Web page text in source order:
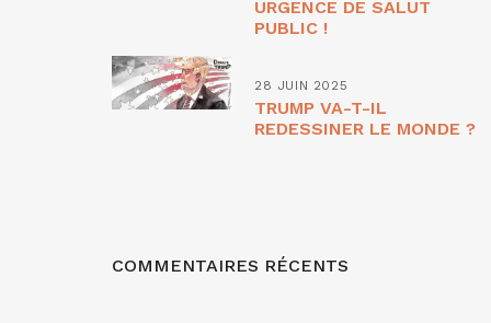
URGENCE DE SALUT
PUBLIC !
28 JUIN 2025
TRUMP VA-T-IL
REDESSINER LE MONDE ?
COMMENTAIRES RÉCENTS